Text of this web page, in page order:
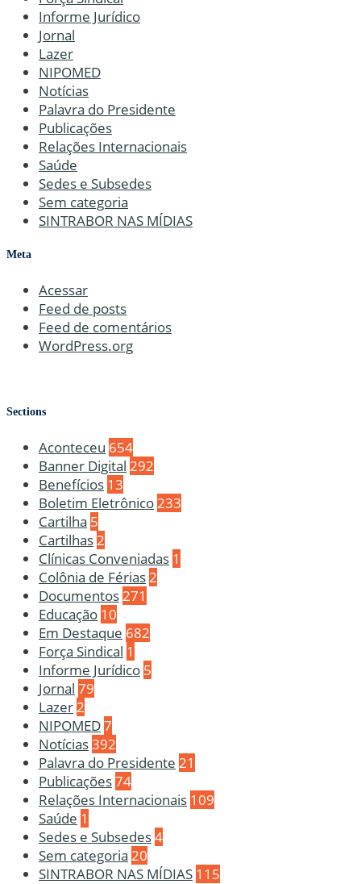
Informe Jurídico
Jornal
Lazer
NIPOMED
Notícias
Palavra do Presidente
Publicações
Relações Internacionais
Saúde
Sedes e Subsedes
Sem categoria
SINTRABOR NAS MÍDIAS
Meta
Acessar
Feed de posts
Feed de comentários
WordPress.org
Sections
Aconteceu 654
Banner Digital 292
Benefícios 13
Boletim Eletrônico 233
Cartilha 5
Cartilhas 2
Clínicas Conveniadas 1
Colônia de Férias 2
Documentos 271
Educação 10
Em Destaque 682
Força Sindical 1
Informe Jurídico 5
Jornal 79
Lazer 2
NIPOMED7
Notícias392
Palavra do Presidente 21
Publicações74
Relações Internacionais 109
Saúde 1
Sedes e Subsedes4
Sem categoria 20
SINTRABOR NAS MÍDIAS 115